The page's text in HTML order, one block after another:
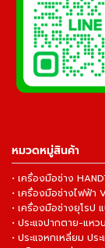
หมวดหมู่สินค้า
• เครื่องมือช่าง
• เครื่องมือช่างไฟฟ้า
• เครื่องมือช่างยุโรป
• ประแจปากตาย-แห
• ประแจหกเหลี่ยม ปร